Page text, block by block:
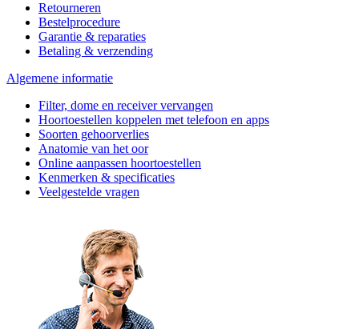
Retourneren
Bestelprocedure
Garantie & reparaties
Betaling & verzending
Algemene informatie
Filter, dome en receiver vervangen
Hoortoestellen koppelen met telefoon en apps
Soorten gehoorverlies
Anatomie van het oor
Online aanpassen hoortoestellen
Kenmerken & specificaties
Veelgestelde vragen